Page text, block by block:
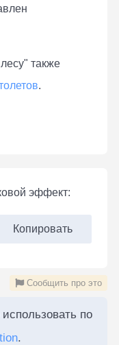
также
.
эффект:
Копировать
Сообщить про это
по
.